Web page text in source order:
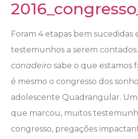
Foram 4 etapas bem sucedidas
testemunhos a serem
conadeiro sabe o que estamos
é mesmo o congresso dos
adolescente Quadrangular.
que marcou, muitos
congresso, pregações